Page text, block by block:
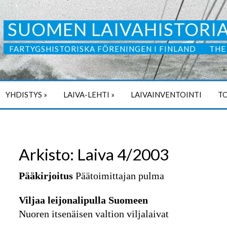
SUOMEN
FARTYGSHISTORISKA FÖRENINGEN I FINLAND
YHDISTYS » LAIVA-LEHTI » LAIVAINVENTOINTI
Arkisto: Laiva 4/2003
Pääkirjoitus Päätoimittajan pulma
Viljaa leijonalipulla Suomeen
Nuoren itsenäisen valtion viljalaivat